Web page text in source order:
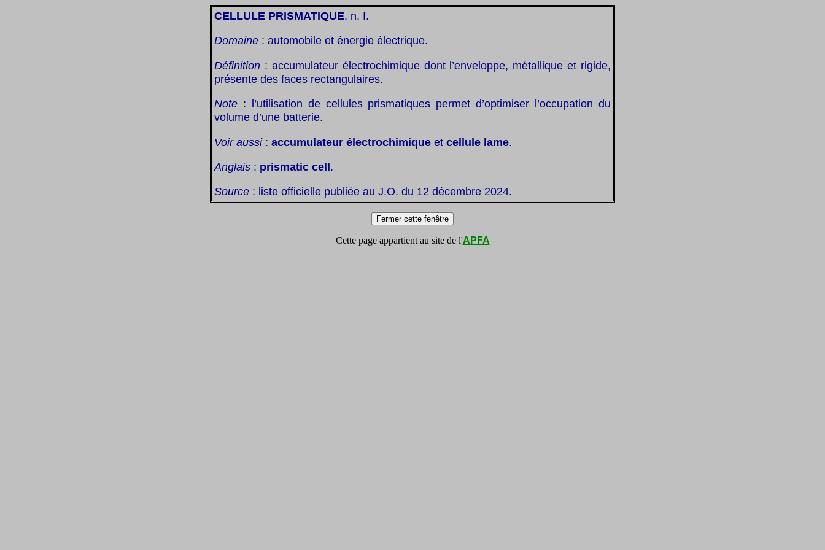
CELLULE PRISMATIQUE, n. f.
Domaine : automobile et énergie électrique.
Définition : accumulateur électrochimique dont l’enveloppe, métallique et rigide,
présente des faces rectangulaires.
Note : l’utilisation de cellules prismatiques permet d’optimiser l’occupation du
volume d’une batterie.
Voir aussi: accumulateur électrochimique et cellule lame.
Anglais : prismatic cell.
Source : liste officielle publiée au J.O. du 12 décembre 2024.
Cette page appartient au site de l'APFA